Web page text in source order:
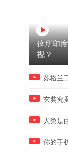
数“爆表”，达最高
这所印
视？
苏格兰
玄奘究
人类是
你的手